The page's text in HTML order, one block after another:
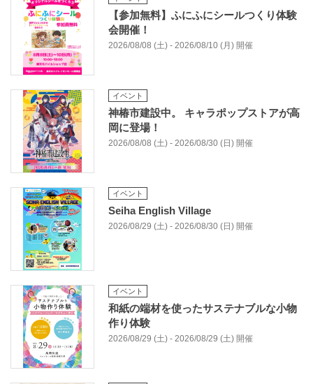
【参加無料】ふにふにシールつくり体験
会開催！
2026/08/08 (土) - 2026/08/10 (月) 開催
イベント
神椿市建設中。 キャラポップストアが高
岡に登場！
2026/08/08 (土) - 2026/08/30 (日) 開催
イベント
Seiha English Village
2026/08/29 (土) - 2026/08/30 (日) 開催
イベント
和紙の端材を使ったサステナブルな小物
作り体験
2026/08/29 (土) - 2026/08/29 (土) 開催